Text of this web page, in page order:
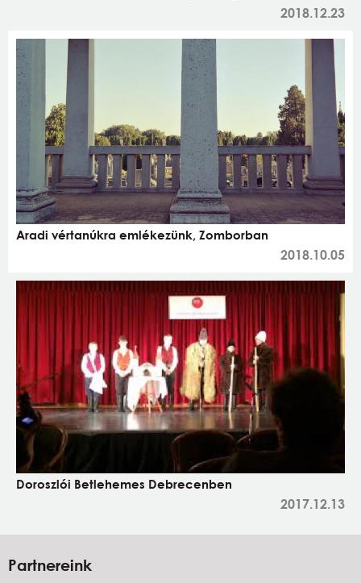
2018.12.23
Aradi vértanúkra emlékezünk, Zomborban
2018.10.05
Doroszlói Betlehemes Debrecenben
2017.12.13
Partnereink